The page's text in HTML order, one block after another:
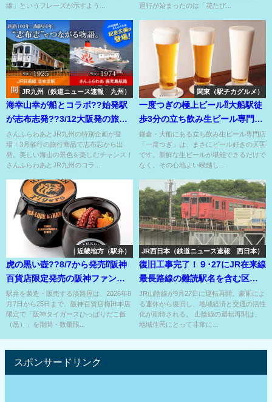
線」というフレーズが示すよう...
運行が始まったのは「花たび...
JR九州（鉄道ニュース速報 九州）
海幸山幸が船とコラボ??始発駅
が志布志発??3/12大阪発の旅行
商品⁉
さんふらわあとJR九州の特別企画が登
場！3月催行の旅行商品で志布志から出
発。美しい海山の景色を楽しむチャンス！
さんふらわあとJR九州のコラ...
関東（駅チカグルメ）
一度つぎの極上ビール⁇大船駅徒
歩3分の立ち飲み生ビール専門店
へGo！
鎌倉・大船にある立ち飲み生ビール専門店
「一度つぎ」は、まさにビール好きの天国
です。新鮮な生ビールが堪能できるだけで
なく、その心地よい喉越し...
近畿地方（駅弁）
虎の黒い壺??8/7から発売⁉阪神
百貨店限定発売の阪神ファン垂
涎のあの駅弁の壺??
駅弁を製造・販売する淡路屋は、2026年8
月7日から25日まで、阪神百貨店梅田本店
限定で「阪神タイガースひっぱりだこ飯
（黒）」を期間・数量限...
JR西日本（鉄道ニュース速報 西日本）
復旧工事完了！９･27にJR在来線
最長路線の難読駅名を含む区間
が全線開通！
JR山陰線が9月27日に運転再開。豪雨によ
る運休から復旧し、地域経済と交通の活性
化が期待される。 山陰線の運転再開は、
地域住民にとって非常に...
スポンサードリンク